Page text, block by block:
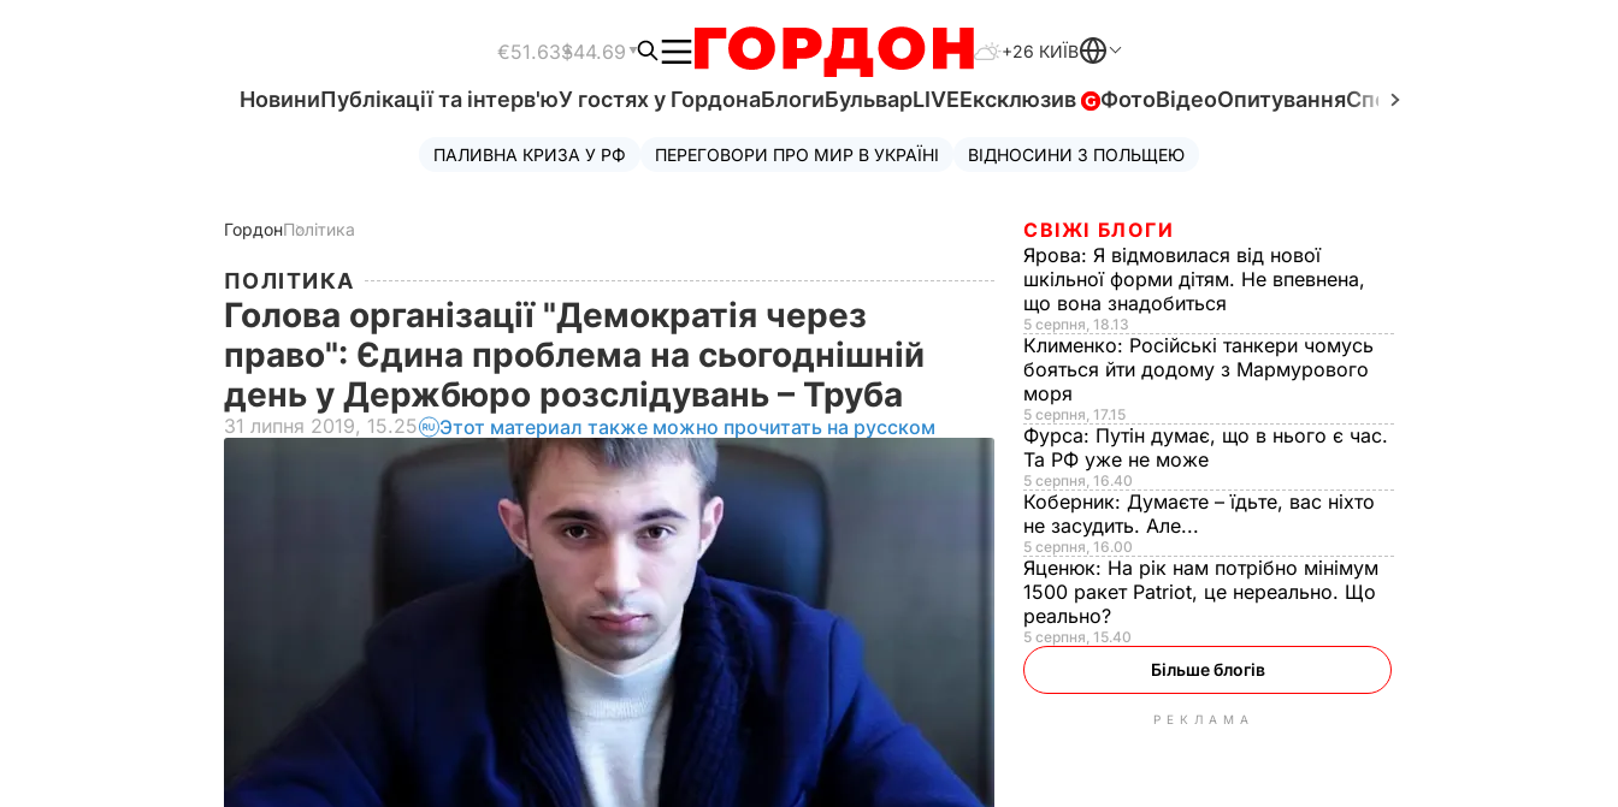
€51.63$44.69 +26 КИЇВ
НовиниПублікації та інтерв'юУ гостях у ГордонаБлогиБульварLIVEЕксклюзив ФотоВідеоОпитуванняСпецпроєкти
ПАЛИВНА КРИЗА У РФ ПЕРЕГОВОРИ ПРО МИР В УКРАЇНІ ВІДНОСИНИ З ПОЛЬЩЕЮ
ГордонПолітика
ПОЛІТИКА
Голова організації "Демократія через
право": Єдина проблема на сьогоднішній
день у Держбюро розслідувань – Труба
31 липня 2019, 15.25 Этот материал также можно прочитать на русском
СВІЖІ БЛОГИ
Ярова: Я відмовилася від нової
шкільної форми дітям. Не впевнена,
що вона знадобиться
5 серпня, 18.13
Клименко: Російські танкери чомусь
бояться йти додому з Мармурового
моря
5 серпня, 17.15
Фурса: Путін думає, що в нього є час.
Та РФ уже не може
5 серпня, 16.40
Коберник: Думаєте – їдьте, вас ніхто
не засудить. Але...
5 серпня, 16.00
Яценюк: На рік нам потрібно мінімум
1500 ракет Patriot, це нереально. Що
реально?
5 серпня, 15.40
Більше блогів
РЕКЛАМА